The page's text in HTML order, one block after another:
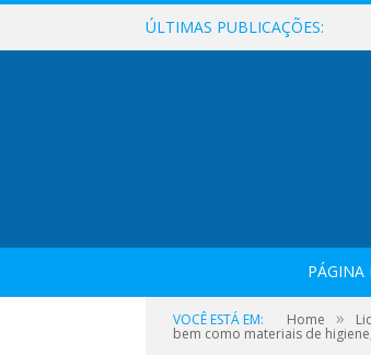
ÚLTIMAS PUBLICAÇÕES:
PÁGINA
VOCÊ ESTÁ EM: Home »
bem como materiais de